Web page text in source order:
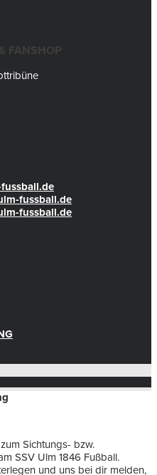
FANSHOP
fussball.de
fussball.de
Sichtungs- bzw.
SSV Ulm 1846 Fußball.
und uns bei dir melden,